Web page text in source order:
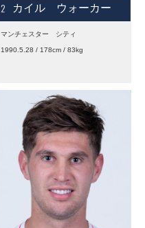
2 カイル ウォーカー
マンチェスター シティ
1990.5.28 / 178cm / 83kg